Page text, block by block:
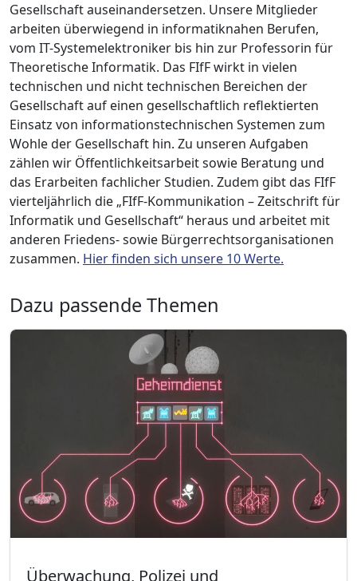
Gesellschaft auseinandersetzen. Unsere Mitglieder
arbeiten überwiegend in informatiknahen Berufen,
vom IT-Systemelektroniker bis hin zur Professorin für
Theoretische Informatik. Das FIfF wirkt in vielen
technischen und nicht technischen Bereichen der
Gesellschaft auf einen gesellschaftlich reflektierten
Einsatz von informationstechnischen Systemen zum
Wohle der Gesellschaft hin. Zu unseren Aufgaben
zählen wir Öffentlichkeitsarbeit sowie Beratung und
das Erarbeiten fachlicher Studien. Zudem gibt das FIfF
vierteljährlich die „FIfF-Kommunikation – Zeitschrift für
Informatik und Gesellschaft“ heraus und arbeitet mit
anderen Friedens- sowie Bürgerrechtsorganisationen
zusammen. Hier finden sich unsere 10 Werte.
Dazu passende Themen
Überwachung, Polizei und